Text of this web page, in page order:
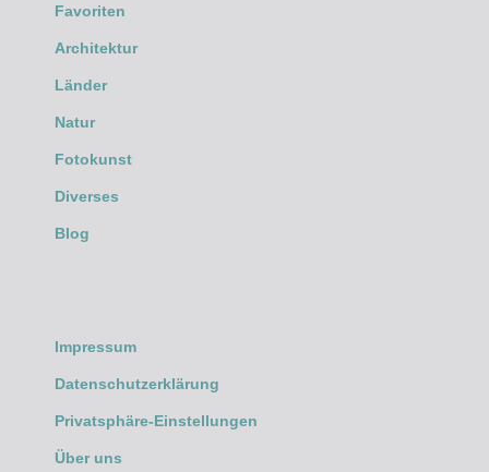
Favoriten
Architektur
Länder
Natur
Fotokunst
Diverses
Blog
Impressum
Datenschutzerklärung
Privatsphäre-Einstellungen
Über uns